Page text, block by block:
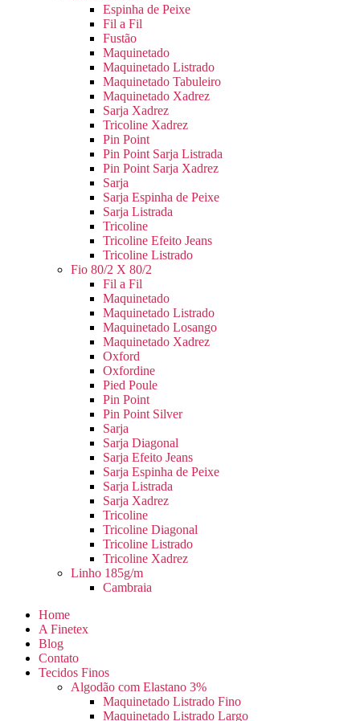
Espinha de Peixe
Fil a Fil
Fustão
Maquinetado
Maquinetado Listrado
Maquinetado Tabuleiro
Maquinetado Xadrez
Sarja Xadrez
Tricoline Xadrez
Pin Point
Pin Point Sarja Listrada
Pin Point Sarja Xadrez
Sarja
Sarja Espinha de Peixe
Sarja Listrada
Tricoline
Tricoline Efeito Jeans
Tricoline Listrado
Fio 80/2 X 80/2
Fil a Fil
Maquinetado
Maquinetado Listrado
Maquinetado Losango
Maquinetado Xadrez
Oxford
Oxfordine
Pied Poule
Pin Point
Pin Point Silver
Sarja
Sarja Diagonal
Sarja Efeito Jeans
Sarja Espinha de Peixe
Sarja Listrada
Sarja Xadrez
Tricoline
Tricoline Diagonal
Tricoline Listrado
Tricoline Xadrez
Linho 185g/m
Cambraia
Home
A Finetex
Blog
Contato
Tecidos Finos
Algodão com Elastano 3%
Maquinetado Listrado Fino
Maquinetado Listrado Largo